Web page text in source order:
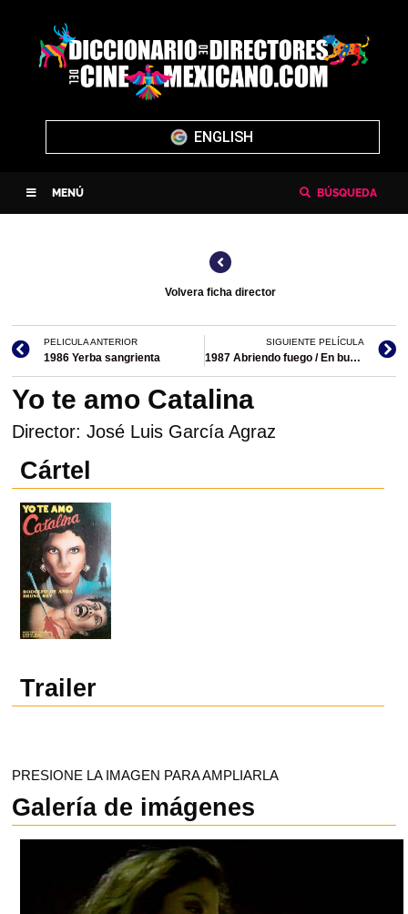
ENGLISH
MENÚ BÚSQUEDA
Volvera ficha director
PELICULA ANTERIOR
1986 Yerba sangrienta
SIGUIENTE PELÍCULA
1987 Abriendo fuego / En busca del astronauta maya
Yo te amo Catalina
Director: José Luis García Agraz
Cártel
Trailer
PRESIONE LA IMAGEN PARA AMPLIARLA
Galería de imágenes